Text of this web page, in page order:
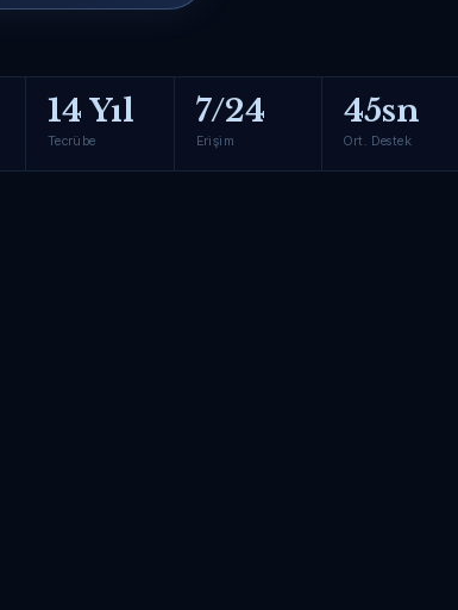
14 Yıl
Tecrübe
7/24
Erişim
45sn
Ort. Destek